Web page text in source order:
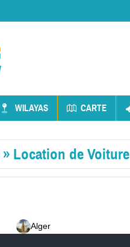
WILAYAS CARTE
» Location de Voiture
Alger